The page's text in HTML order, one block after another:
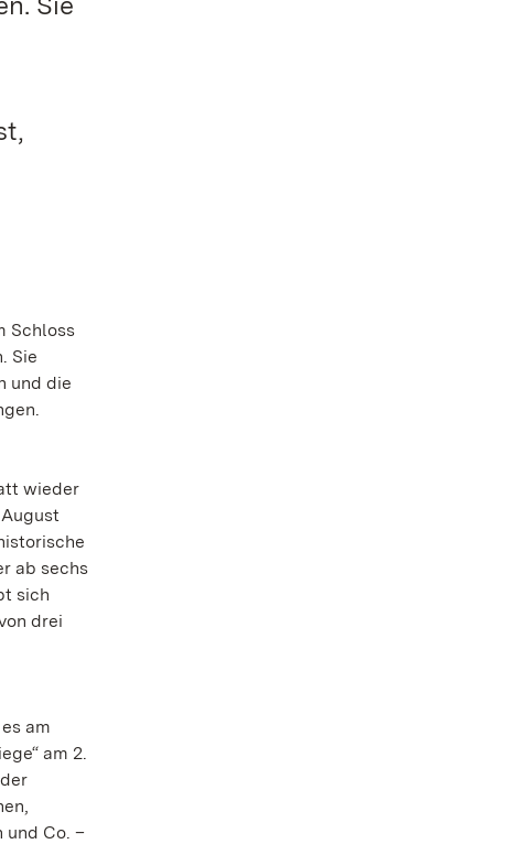
Schloss
Sie
und die
wieder
ab sechs
sich
drei
am
am 2.
und Co. –